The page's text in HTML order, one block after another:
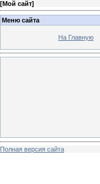
[Мой сайт]
Меню сайта
На Главную
Полная версия сайта